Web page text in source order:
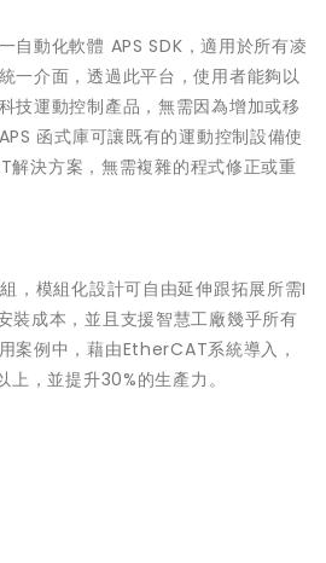
自動化軟體 APS SDK，適用於所有凌
一介面，透過此平台，使用者能夠以
技運動控制產品，無需因為增加或移
函式庫可讓既有的運動控制設備使
解決方案，無需複雜的程式修正或重
，模組化設計可自由延伸跟拓展所需I
裝成本，並且支援智慧工廠幾乎所有
案例中，藉由EtherCAT系統導入，
上，並提升30%的生產力。